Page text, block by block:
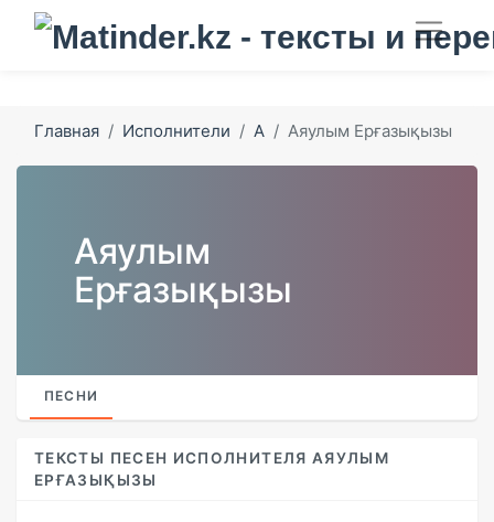
Главная Исполнители А Аяулым Ерғазықызы
Аяулым
Ерғазықызы
ПЕСНИ
ТЕКСТЫ ПЕСЕН ИСПОЛНИТЕЛЯ АЯУЛЫМ
ЕРҒАЗЫҚЫЗЫ